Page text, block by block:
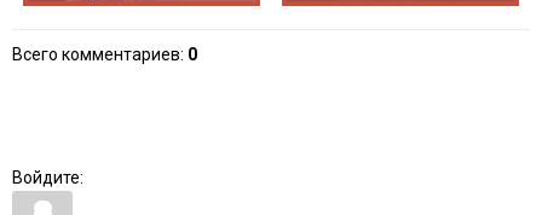
Всего комментариев: 0
Войдите: